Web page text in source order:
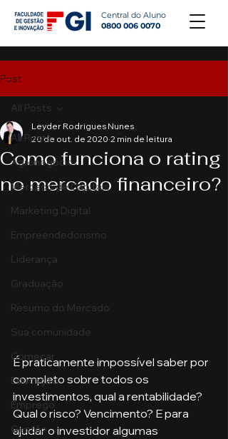
Central do Aluno
0800 006 0070
Post
All Posts
Agronegócio
Mercado de Capitais
Marketing Digital
Empreendedorismo
Liderança
Graduação
Resumo do Mercado
Sua comunidade
Começar
Educação
Emprego
Gestão
All Posts
Como funciona o rating
no mercado financeiro?
Leyder Rodrigues Nunes
20 de out. de 2020 2 min de leitura
É praticamente impossível saber por
completo sobre todos os
investimentos, qual a rentabilidade?
Qual o risco? Vencimento? E para
ajudar o investidor algumas